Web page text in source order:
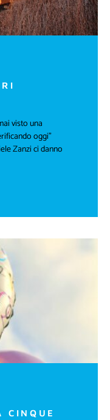
visto una
oggi”
Zanzi ci danno
CINQUE